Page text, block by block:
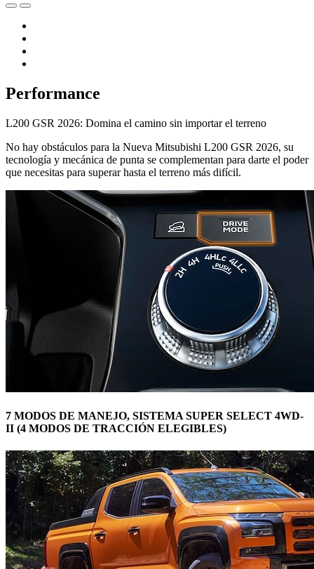
Performance
L200 GSR 2026: Domina el camino sin importar el terreno
No hay obstáculos para la Nueva Mitsubishi L200 GSR 2026, su
tecnología y mecánica de punta se complementan para darte el poder
que necesitas para superar hasta el terreno más difícil.
7 MODOS DE MANEJO, SISTEMA SUPER SELECT 4WD-
II (4 MODOS DE TRACCIÓN ELEGIBLES)